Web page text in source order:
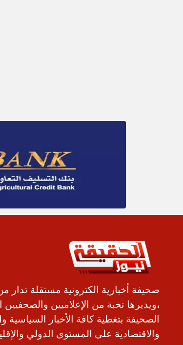
صحيفة أخبارية الكترونية مستقلة
،ويديرها نخبة من الإعلاميين والصحفيين
الصحيفة بتغطية كافة الأخبار السياسية
والاقتصادية على المستوى الدولي